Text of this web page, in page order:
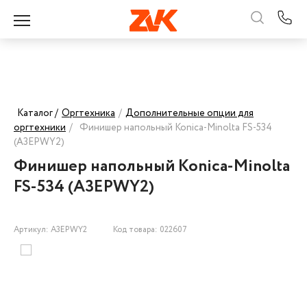
Каталог / Оргтехника / Дополнительные опции для
оргтехники / Финишер напольный Konica-Minolta FS-534
(A3EPWY2)
Финишер напольный Konica-Minolta
FS-534 (A3EPWY2)
Артикул: A3EPWY2 Код товара: 022607